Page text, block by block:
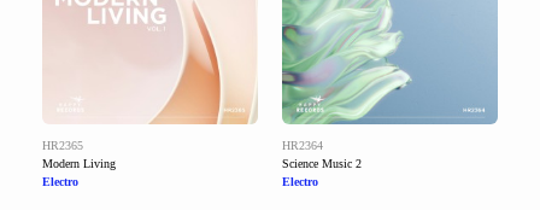
HR2365
Modern Living
Electro
HR2364
Science Music 2
Electro